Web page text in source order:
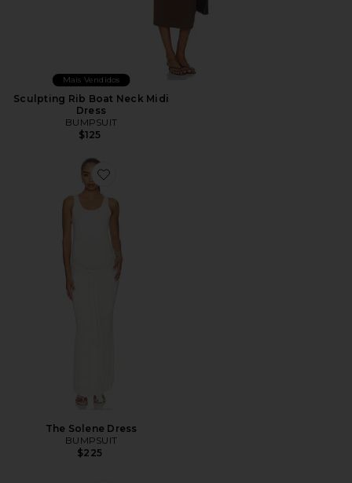
Mais Vendidos
Sculpting Rib Boat Neck Midi
Dress
BUMPSUIT
$125
Favorite The Solene Dress
The Solene Dress
BUMPSUIT
$225